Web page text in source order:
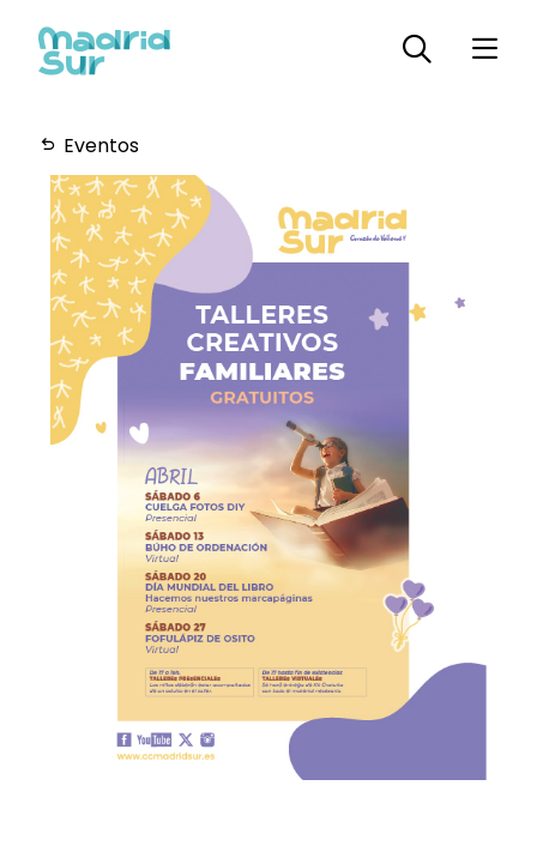
Horarios
Plano
Servicios
Moda
Restauración
Ocio
Servicios
Hipermercado
Telefonía
Eventos